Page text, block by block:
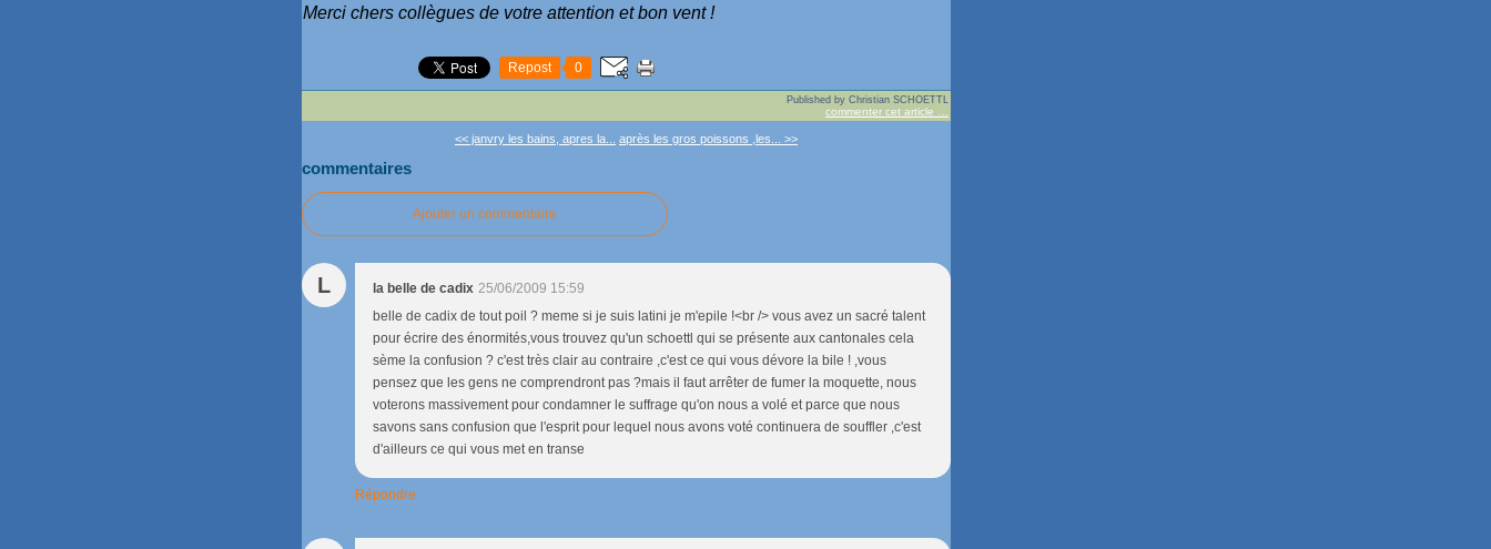
Merci chers collègues de votre attention et bon vent !
Repost 0
Published by Christian SCHOETTL
commenter cet article
<< janvry les bains, apres la... après les gros poissons ,les... >>
commentaires
Ajouter un commentaire
L la belle de cadix 25/06/2009 15:59
belle de cadix de tout poil ? meme si je suis latini je m'epile !<br /> vous avez un sacré talent
pour écrire des énormités,vous trouvez qu'un schoettl qui se présente aux cantonales cela
sème la confusion ? c'est très clair au contraire ,c'est ce qui vous dévore la bile ! ,vous
pensez que les gens ne comprendront pas ?mais il faut arrêter de fumer la moquette, nous
voterons massivement pour condamner le suffrage qu'on nous a volé et parce que nous
savons sans confusion que l'esprit pour lequel nous avons voté continuera de souffler ,c'est
d'ailleurs ce qui vous met en transe
Répondre